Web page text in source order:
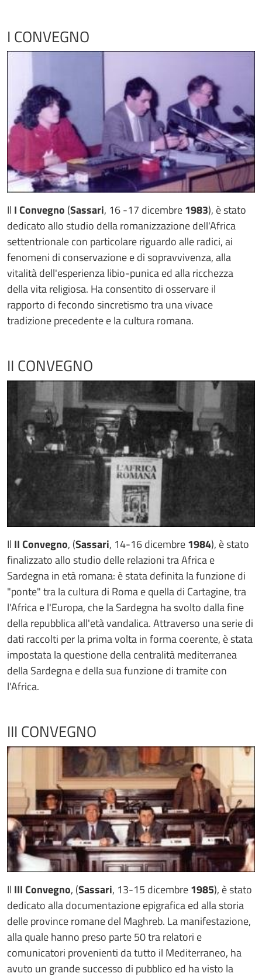
I CONVEGNO
Il I Convegno (Sassari, 16 -17 dicembre1983), è stato
dedicato allo studio della romanizzazione dell'Africa
settentrionale con particolare riguardo alle radici, ai
fenomeni di conservazione e di sopravvivenza, alla
vitalità dell'esperienza libio-punica ed alla ricchezza
della vita religiosa. Ha consentito di osservare il
rapporto di fecondo sincretismo tra una vivace
tradizione precedente e la cultura romana.
II CONVEGNO
Il II Convegno, (Sassari, 14-16 dicembre1984), è stato
finalizzato allo studio delle relazioni tra Africa e
Sardegna in età romana: è stata definita la funzione di
"ponte" tra la cultura di Roma e quella di Cartagine, tra
l'Africa e l'Europa, che la Sardegna ha svolto dalla fine
della repubblica all'età vandalica. Attraverso una serie di
dati raccolti per la prima volta in forma coerente, è stata
impostata la questione della centralità mediterranea
della Sardegna e della sua funzione di tramite con
l'Africa.
III CONVEGNO
Il III Convegno, (Sassari, 13-15 dicembre1985), è stato
dedicato alla documentazione epigrafica ed alla storia
delle province romane del Maghreb. La manifestazione,
alla quale hanno preso parte 50 tra relatori e
comunicatori provenienti da tutto il Mediterraneo, ha
avuto un grande successo di pubblico ed ha visto la